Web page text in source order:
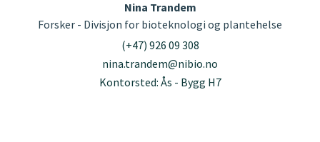
Nina Trandem
Forsker - Divisjon for bioteknologi og plantehelse
(+47) 926 09 308
nina.trandem@nibio.no
Kontorsted: Ås - Bygg H7